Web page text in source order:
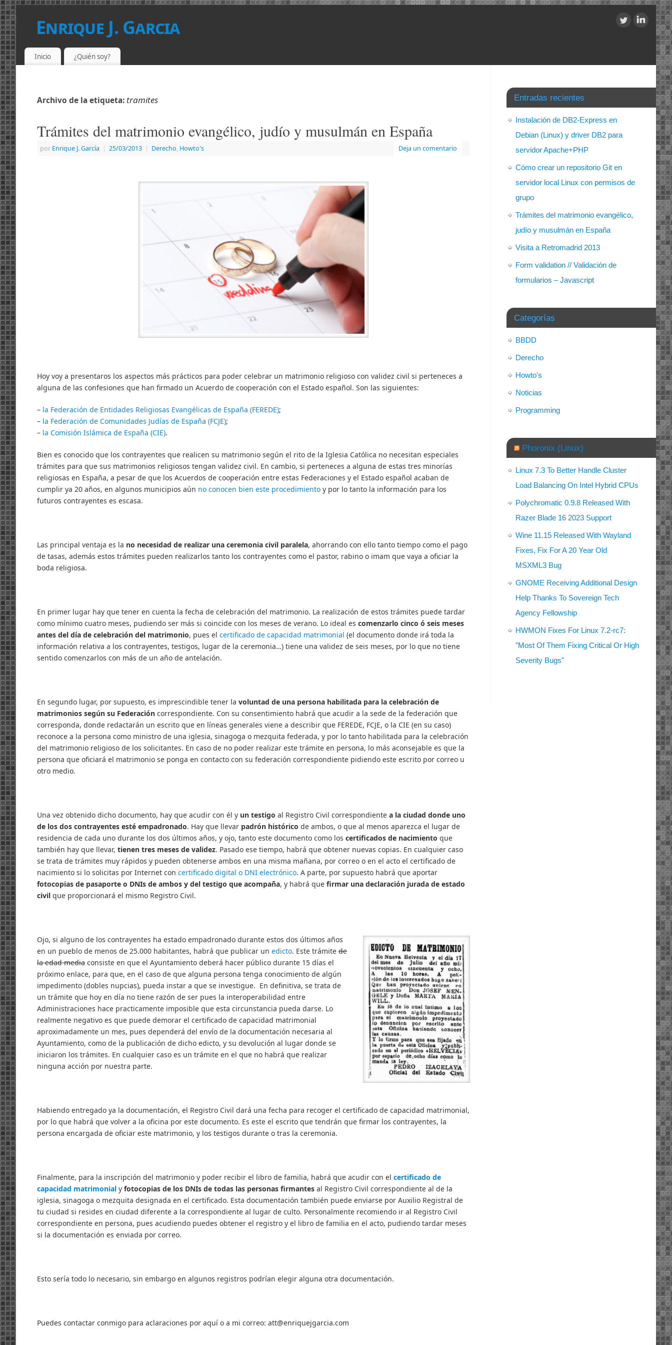
Enrique J. Garcia
Inicio ¿Quién soy?
Archivo de la etiqueta: tramites
Trámites del matrimonio evangélico, judío y musulmán en España
por Enrique J. Garcí­a | 25/03/2013 | Derecho, Howto's Deja un comentario
Hoy voy a presentaros los aspectos más prácticos para poder celebrar un matrimonio religioso con validez civil si perteneces a
alguna de las confesiones que han firmado un Acuerdo de cooperación con el Estado español. Son las siguientes:
– la Federación de Entidades Religiosas Evangélicas de España (FEREDE);
– la Federación de Comunidades Judías de España (FCJE);
– la Comisión Islámica de España (CIE).
Bien es conocido que los contrayentes que realicen su matrimonio según el rito de la Iglesia Católica no necesitan especiales
trámites para que sus matrimonios religiosos tengan validez civil. En cambio, si perteneces a alguna de estas tres minorías
religiosas en España, a pesar de que los Acuerdos de cooperación entre estas Federaciones y el Estado español acaban de
cumplir ya 20 años, en algunos municipios aún no conocen bien este procedimiento y por lo tanto la información para los
futuros contrayentes es escasa.
Las principal ventaja es la no necesidad de realizar una ceremonia civil paralela, ahorrando con ello tanto tiempo como el pago
de tasas, además estos trámites pueden realizarlos tanto los contrayentes como el pastor, rabino o imam que vaya a oficiar la
boda religiosa.
En primer lugar hay que tener en cuenta la fecha de celebración del matrimonio. La realización de estos trámites puede tardar
como mínimo cuatro meses, pudiendo ser más si coincide con los meses de verano. Lo ideal es comenzarlo cinco ó seis meses
antes del día de celebración del matrimonio, pues el certificado de capacidad matrimonial (el documento donde irá toda la
información relativa a los contrayentes, testigos, lugar de la ceremonia…) tiene una validez de seis meses, por lo que no tiene
sentido comenzarlos con más de un año de antelación.
En segundo lugar, por supuesto, es imprescindible tener la voluntad de una persona habilitada para la celebración de
matrimonios según su Federación correspondiente. Con su consentimiento habrá que acudir a la sede de la federación que
corresponda, donde redactarán un escrito que en líneas generales viene a describir que FEREDE, FCJE, o la CIE (en su caso)
reconoce a la persona como ministro de una iglesia, sinagoga o mezquita federada, y por lo tanto habilitada para la celebración
del matrimonio religioso de los solicitantes. En caso de no poder realizar este trámite en persona, lo más aconsejable es que la
persona que oficiará el matrimonio se ponga en contacto con su federación correspondiente pidiendo este escrito por correo u
otro medio.
Una vez obtenido dicho documento, hay que acudir con él y un testigo al Registro Civil correspondiente a la ciudad donde uno
de los dos contrayentes esté empadronado. Hay que llevar padrón histórico de ambos, o que al menos aparezca el lugar de
residencia de cada uno durante los dos últimos años, y ojo, tanto este documento como los certificados de nacimiento que
también hay que llevar, tienen tres meses de validez. Pasado ese tiempo, habrá que obtener nuevas copias. En cualquier caso
se trata de trámites muy rápidos y pueden obtenerse ambos en una misma mañana, por correo o en el acto el certificado de
nacimiento si lo solicitas por Internet con certificado digital o DNI electrónico. A parte, por supuesto habrá que aportar
fotocopias de pasaporte o DNIs de ambos y del testigo que acompaña, y habrá que firmar una declaración jurada de estado
civil que proporcionará el mismo Registro Civil.
Ojo, si alguno de los contrayentes ha estado empadronado durante estos dos últimos años
en un pueblo de menos de 25.000 habitantes, habrá que publicar un edicto. Este trámite de
la edad media consiste en que el Ayuntamiento deberá hacer público durante 15 días el
próximo enlace, para que, en el caso de que alguna persona tenga conocimiento de algún
impedimento (dobles nupcias), pueda instar a que se investigue. En definitiva, se trata de
un trámite que hoy en día no tiene razón de ser pues la interoperabilidad entre
Administraciones hace practicamente imposible que esta circunstancia pueda darse. Lo
realmente negativo es que puede demorar el certificado de capacidad matrimonial
aproximadamente un mes, pues dependerá del envío de la documentación necesaria al
Ayuntamiento, como de la publicación de dicho edicto, y su devolución al lugar donde se
iniciaron los trámites. En cualquier caso es un trámite en el que no habrá que realizar
ninguna acción por nuestra parte.
Habiendo entregado ya la documentación, el Registro Civil dará una fecha para recoger el certificado de capacidad matrimonial,
por lo que habrá que volver a la oficina por este documento. Es este el escrito que tendrán que firmar los contrayentes, la
persona encargada de oficiar este matrimonio, y los testigos durante o tras la ceremonia.
Finalmente, para la inscripción del matrimonio y poder recibir el libro de familia, habrá que acudir con el certificado de
capacidad matrimonial y fotocopias de los DNIs de todas las personas firmantes al Registro Civil correspondiente al de la
iglesia, sinagoga o mezquita designada en el certificado. Esta documentación también puede enviarse por Auxilio Registral de
tu ciudad si resides en ciudad diferente a la correspondiente al lugar de culto. Personalmente recomiendo ir al Registro Civil
correspondiente en persona, pues acudiendo puedes obtener el registro y el libro de familia en el acto, pudiendo tardar meses
si la documentación es enviada por correo.
Esto sería todo lo necesario, sin embargo en algunos registros podrían elegir alguna otra documentación.
Puedes contactar conmigo para aclaraciones por aquí o a mi correo: att@enriquejgarcia.com
Entradas recientes
Instalación de DB2-Express en
Debian (Linux) y driver DB2 para
servidor Apache+PHP
Cómo crear un repositorio Git en
servidor local Linux con permisos de
grupo
Trámites del matrimonio evangélico,
judío y musulmán en España
Visita a Retromadrid 2013
Form validation // Validación de
formularios – Javascript
Categorías
BBDD
Derecho
Howto's
Noticias
Programming
Phoronix (Linux)
Linux 7.3 To Better Handle Cluster
Load Balancing On Intel Hybrid CPUs
Polychromatic 0.9.8 Released With
Razer Blade 16 2023 Support
Wine 11.15 Released With Wayland
Fixes, Fix For A 20 Year Old
MSXML3 Bug
GNOME Receiving Additional Design
Help Thanks To Sovereign Tech
Agency Fellowship
HWMON Fixes For Linux 7.2-rc7:
"Most Of Them Fixing Critical Or High
Severity Bugs"